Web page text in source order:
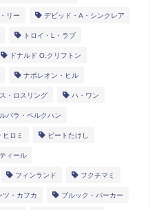
リー デビッド・A・シンクレア
トロイ・L・ラブ
ドナルド O.クリフトン
ナポレオン・ヒル
・ロスリング ハ・ワン
バラ・ベルクハン
ヒロミ ビートたけし
ィール
フィンランド フクチマミ
ツ・カフカ ブルック・バーカー